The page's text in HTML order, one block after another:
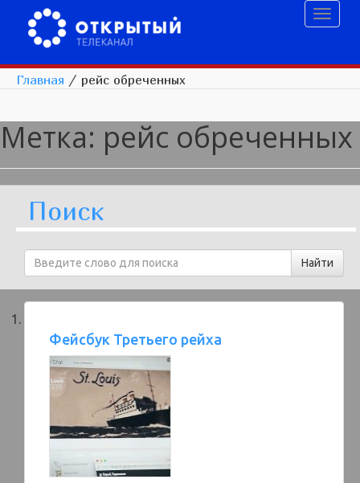
Главная / рейс обреченных
Метка: рейс обреченных
Поиск
Фейсбук Третьего рейха